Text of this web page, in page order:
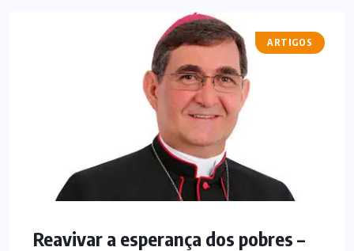
ARTIGOS
Reavivar a esperança dos pobres –